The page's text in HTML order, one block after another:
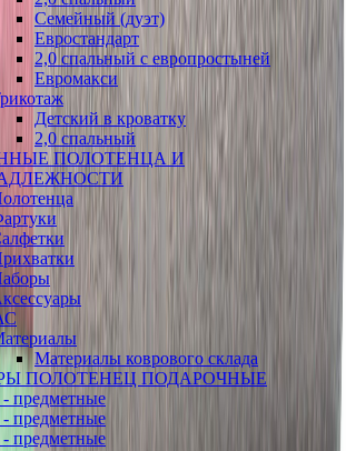
Семейный (дуэт)
Евростандарт
2,0 спальный с европростыней
Евромакси
Детский в кроватку
2,0 спальный
ПОЛОТЕНЦА И
Материалы коврового склада
ПОЛОТЕНЕЦ ПОДАРОЧНЫЕ
- предметные
- предметные
- предметные